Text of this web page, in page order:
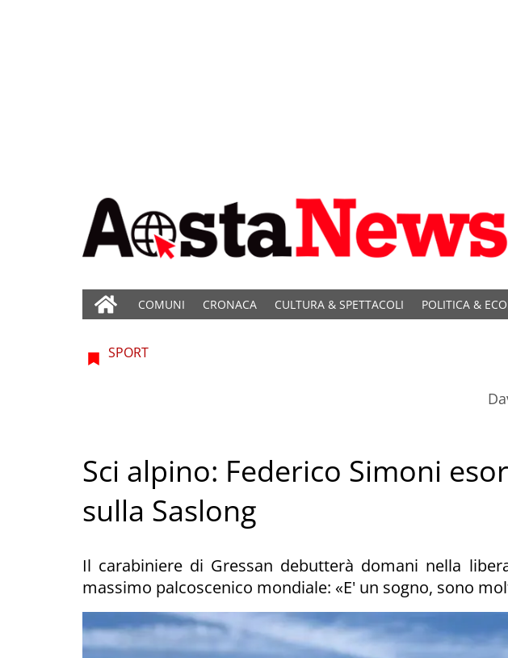
COMUNI CRONACA CULTURA & SPETTACOLI POLITICA &
SPORT
Sci alpino: Federico Simoni
sulla Saslong
Il carabiniere di Gressan debutterà domani nella
massimo palcoscenico mondiale: «E' un sogno, sono